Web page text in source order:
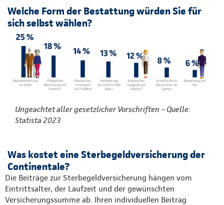
Welche Form der Bestattung würden Sie für
sich selbst wählen?
Ungeachtet aller gesetzlicher Vorschriften – Quelle:
Statista 2023
Was kostet eine Sterbegeldversicherung der
Continentale?
Die Beiträge zur Sterbegeldversicherung hängen vom
Eintrittsalter, der Laufzeit und der gewünschten
Versicherungssumme ab. Ihren individuellen Beitrag